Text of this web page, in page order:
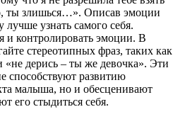
ты злишься…». Описав эмоции
лучше узнать самого себя.
и контролировать эмоции. В
стереотипных фраз, таких как
дерись – ты же девочка». Эти
способствуют развитию
малыша, но и обесценивают
его стыдиться себя.